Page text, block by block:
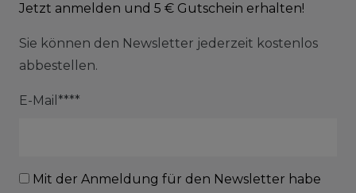
Jetzt anmelden und 5 € Gutschein erhalten!
Sie können den Newsletter jederzeit kostenlos
abbestellen.
E-Mail****
Mit der Anmeldung für den Newsletter habe